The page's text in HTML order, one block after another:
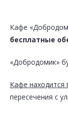
Кафе
бесплатные
«Добродомик»
Кафе находится
пересечения с